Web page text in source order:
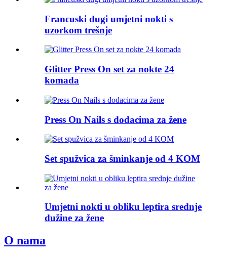
Francuski dugi umjetni nokti s
uzorkom trešnje
Glitter Press On set za nokte 24
komada
Press On Nails s dodacima za žene
Set spužvica za šminkanje od 4 KOM
Umjetni nokti u obliku leptira srednje
dužine za žene
O nama